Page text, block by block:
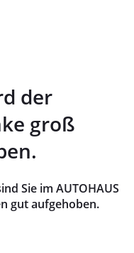
der
groß
Sie im AUTOHAUS
gut aufgehoben.